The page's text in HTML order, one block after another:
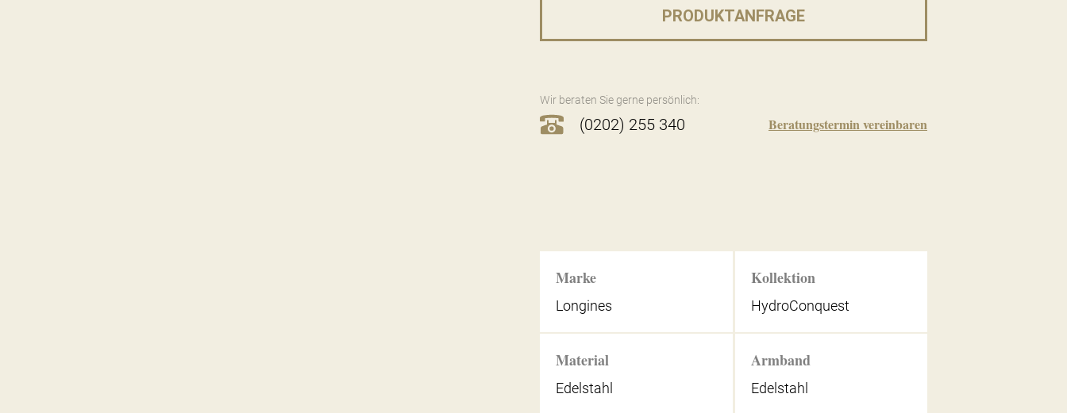
PRODUKTANFRAGE
Wir beraten Sie gerne persönlich:
(0202) 255 340 Beratungstermin vereinbaren
Marke
Longines
Kollektion
HydroConquest
Material
Edelstahl
Armband
Edelstahl